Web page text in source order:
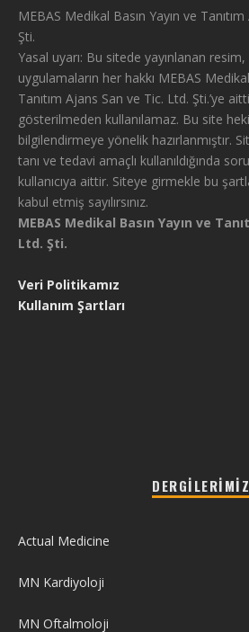
MEBAS Medikal Basın Yayın ve
Şti.
Yasal uyarı: Bu sitede yayınlanan resim,
uygulamaların her hakkı MEBAS
Tanıtım Ajans San ve Tic. Ltd. Şti.’ye
gösterilmeden kullanılamaz. Bu site
bilgilendirmeye yönelik hazırlanmıştır.
tanı ve tedavi amaçlı kullanıldığında
kullanıcıya aittir. Siteye girmekle bu
kabul etmiş sayılırsınız.
MEBAS Medikal Basın Yayın ve
Ltd. Şti.
Veri Politikamız
Kullanım Şartları
DERGILERIMIZ
Actual Medicine
MN Kardiyoloji
MN Oftalmoloji